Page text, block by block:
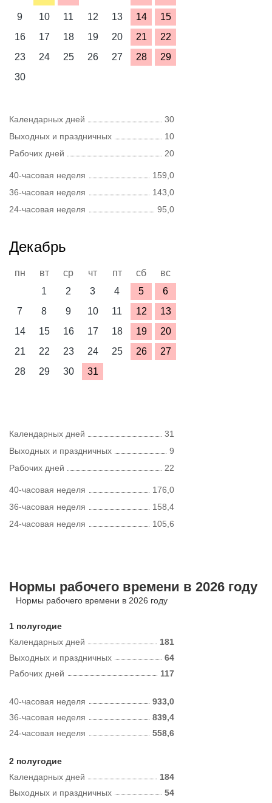
9
10 11 12 13 14
15
16
17 18 19 20 21
22
23
24 25 26 27 28
29
30
Календарных дней
30
Выходных и праздничных
10
Рабочих дней
20
40-часовая неделя
159,0
36-часовая неделя
143,0
24-часовая неделя
95,0
Декабрь
пн вт ср чт пт сб
вс
1
2 3 4 5
6
7
8 9 10 11 12
13
14
15 16 17 18 19
20
21
22 23 24 25 26
27
28
29 30 31
Календарных дней
31
Выходных и праздничных
9
Рабочих дней
22
40-часовая неделя
176,0
36-часовая неделя
158,4
24-часовая неделя
105,6
Нормы рабочего времени в 2026 году
Нормы рабочего времени в 2026 году
1 полугодие
Календарных дней
181
Рабочих дней 117
Выходных и праздничных 64
40-часовая неделя
933,0
36-часовая неделя
839,4
24-часовая неделя
558,6
2 полугодие
Календарных дней
184
Выходных и праздничных 54